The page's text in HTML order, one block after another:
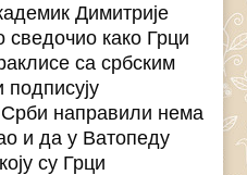
Димитрије
сведочио како Грци
са србским
подписују
направили нема
и да у Ватопеду
су Грци